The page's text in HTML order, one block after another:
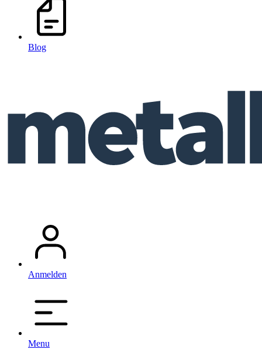
Blog
Anmelden
Menu